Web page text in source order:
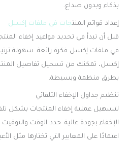
بذكاء وبدون صداع.
إعداد قوائم المنتجات في ملفات إكسل
قبل أن تبدأ في تحديد مواعيد إخفاء
في ملفات إكسل فكرة رائعة. سهولة
إكسل، تمكنك من تسجيل تفاصيل
بطرق منظمة وبسيطة.
تنظيم جداول الإخفاء التلقائي
لتسهيل عملية إخفاء المنتجات بشكل
الإخفاء بجودة عالية. حدد الوقت
اعتمادًا على المعايير التي تختارها مثل